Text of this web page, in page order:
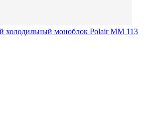
холодильный моноблок Polair MM 113